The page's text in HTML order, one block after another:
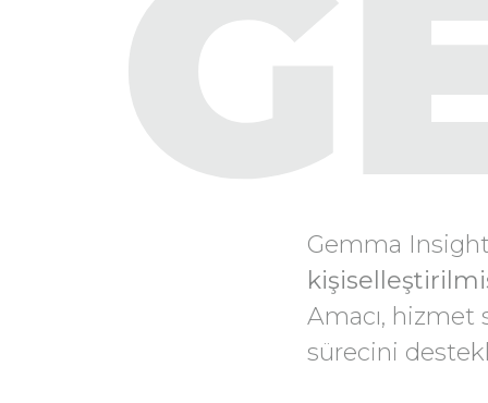
Gemma
Amacı, hizmet
sürecini